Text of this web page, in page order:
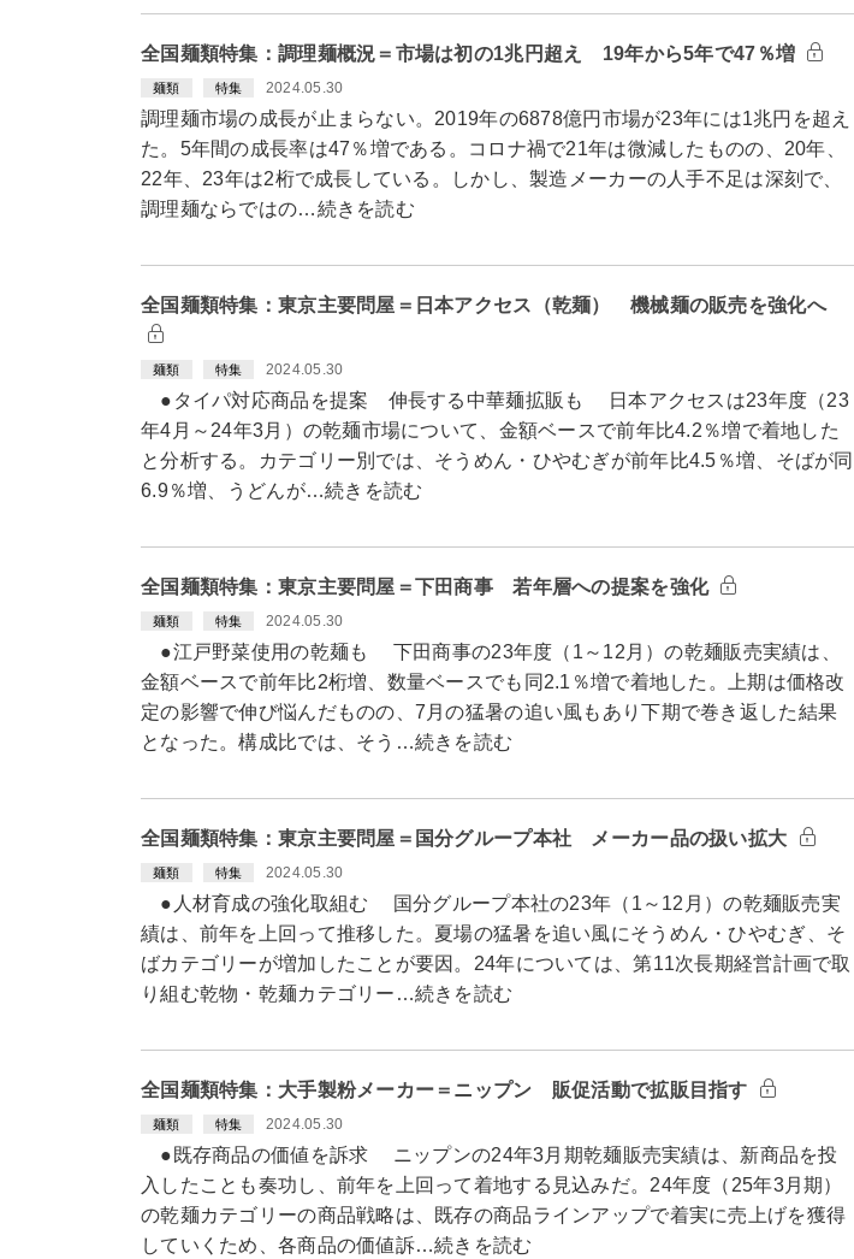
全国麺類特集：調理麺概況＝市場は初の1兆円超え 19年から5年で47％増
麺類 特集 2024.05.30
調理麺市場の成長が止まらない。2019年の6878億円市場が23年には1兆円を超え
た。5年間の成長率は47％増である。コロナ禍で21年は微減したものの、20年、
22年、23年は2桁で成長している。しかし、製造メーカーの人手不足は深刻で、
調理麺ならではの…続きを読む
全国麺類特集：東京主要問屋＝日本アクセス（乾麺） 機械麺の販売を強化へ
麺類 特集 2024.05.30
●タイパ対応商品を提案 伸長する中華麺拡販も 日本アクセスは23年度（23
年4月～24年3月）の乾麺市場について、金額ベースで前年比4.2％増で着地した
と分析する。カテゴリー別では、そうめん・ひやむぎが前年比4.5％増、そばが同
6.9％増、うどんが…続きを読む
全国麺類特集：東京主要問屋＝下田商事 若年層への提案を強化
麺類 特集 2024.05.30
●江戸野菜使用の乾麺も 下田商事の23年度（1～12月）の乾麺販売実績は、
金額ベースで前年比2桁増、数量ベースでも同2.1％増で着地した。上期は価格改
定の影響で伸び悩んだものの、7月の猛暑の追い風もあり下期で巻き返した結果
となった。構成比では、そう…続きを読む
全国麺類特集：東京主要問屋＝国分グループ本社 メーカー品の扱い拡大
麺類 特集 2024.05.30
●人材育成の強化取組む 国分グループ本社の23年（1～12月）の乾麺販売実
績は、前年を上回って推移した。夏場の猛暑を追い風にそうめん・ひやむぎ、そ
ばカテゴリーが増加したことが要因。24年については、第11次長期経営計画で取
り組む乾物・乾麺カテゴリー…続きを読む
全国麺類特集：大手製粉メーカー＝ニップン 販促活動で拡販目指す
麺類 特集 2024.05.30
●既存商品の価値を訴求 ニップンの24年3月期乾麺販売実績は、新商品を投
入したことも奏功し、前年を上回って着地する見込みだ。24年度（25年3月期）
の乾麺カテゴリーの商品戦略は、既存の商品ラインアップで着実に売上げを獲得
していくため、各商品の価値訴…続きを読む